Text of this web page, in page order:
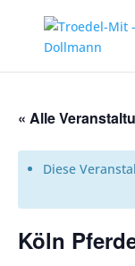
« Alle
Diese
Köln